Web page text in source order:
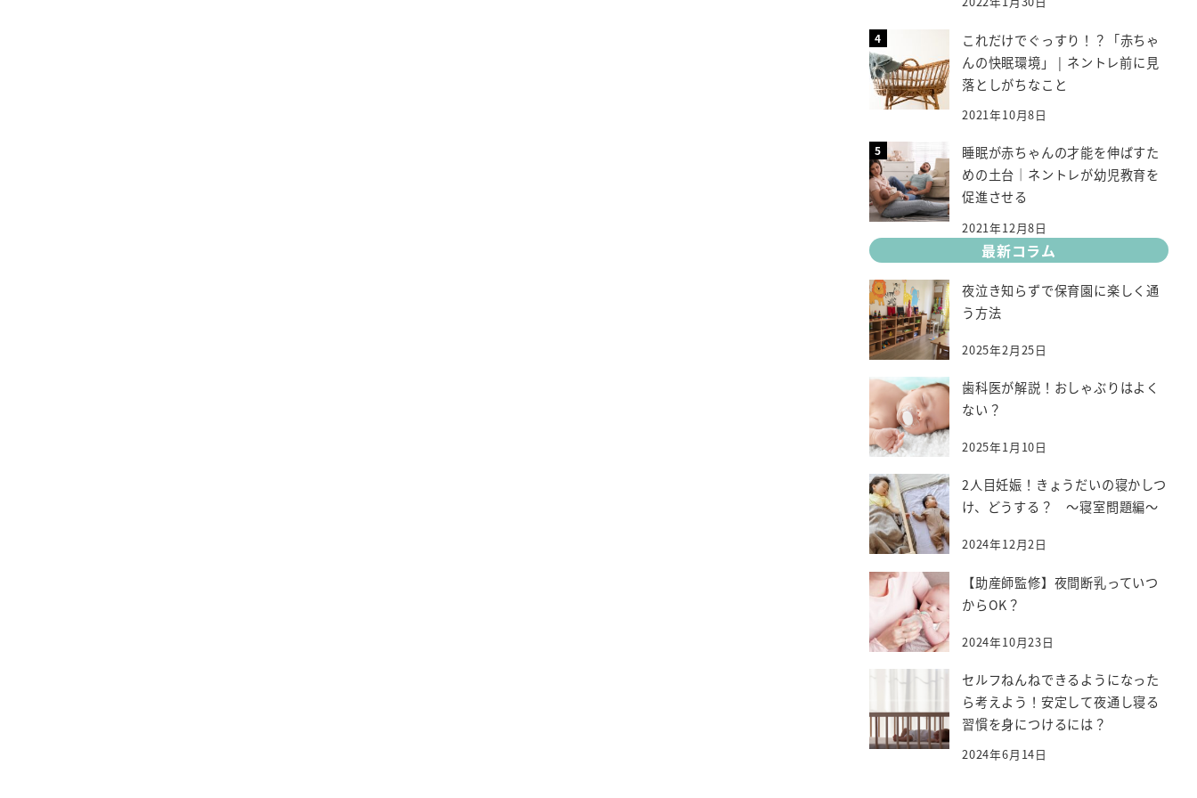
これだけでぐっすり！？「赤ちゃ
んの快眠環境」 | ネントレ前に見
落としがちなこと
2021年10月8日
睡眠が赤ちゃんの才能を伸ばすた
めの土台｜ネントレが幼児教育を
促進させる
2021年12月8日
最新コラム
夜泣き知らずで保育園に楽しく通
う方法
2025年2月25日
歯科医が解説！おしゃぶりはよく
ない？
2025年1月10日
2人目妊娠！きょうだいの寝かしつ
け、どうする？ ～寝室問題編～
2024年12月2日
【助産師監修】夜間断乳っていつ
からOK？
2024年10月23日
セルフねんねできるようになった
ら考えよう！安定して夜通し寝る
習慣を身につけるには？
2024年6月14日